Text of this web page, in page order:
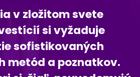
v zložitom svete
si vyžaduje
sofistikovaných
metód a poznatkov.